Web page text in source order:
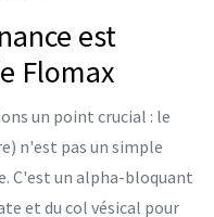
est
Flomax
un point crucial : le
n'est pas un simple
C'est un alpha-bloquant
et du col vésical pour